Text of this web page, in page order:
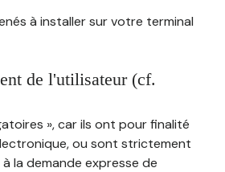
à installer sur votre terminal
de l'utilisateur (cf.
», car ils ont pour finalité
ou sont strictement
la demande expresse de